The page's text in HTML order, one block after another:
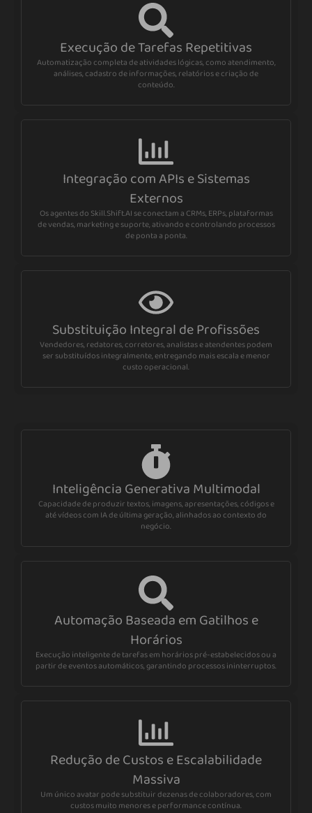
Execução de Tarefas Repetitivas
Automatização completa de atividades lógicas, como atendimento,
análises, cadastro de informações, relatórios e criação de
conteúdo.
Integração com APIs e Sistemas
Externos
Os agentes do Skill.Shift.AI se conectam a CRMs, ERPs, plataformas
de vendas, marketing e suporte, ativando e controlando processos
de ponta a ponta.
Substituição Integral de Profissões
Vendedores, redatores, corretores, analistas e atendentes podem
ser substituídos integralmente, entregando mais escala e menor
custo operacional.
Inteligência Generativa Multimodal
Capacidade de produzir textos, imagens, apresentações, códigos e
até vídeos com IA de última geração, alinhados ao contexto do
negócio.
Automação Baseada em Gatilhos e
Horários
Execução inteligente de tarefas em horários pré-estabelecidos ou a
partir de eventos automáticos, garantindo processos ininterruptos.
Redução de Custos e Escalabilidade
Massiva
Um único avatar pode substituir dezenas de colaboradores, com
custos muito menores e performance contínua.